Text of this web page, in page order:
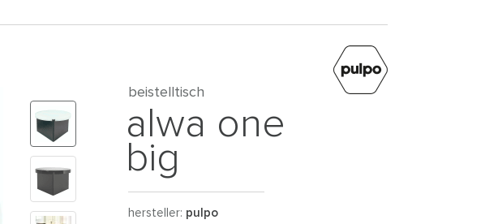
beistelltisch
alwa one
big
hersteller: pulpo